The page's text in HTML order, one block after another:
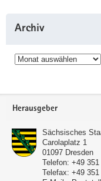
Archiv
Archiv
Service
Herausgeber
Sächsisches
Carolaplatz 1
01097 Dresden
Telefon: +49 351
Telefax: +49 351